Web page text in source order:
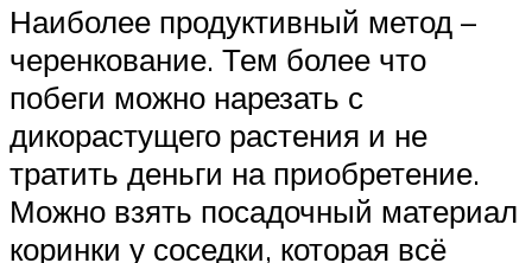
Наиболее продуктивный метод –
черенкование. Тем более что
побеги можно нарезать с
дикорастущего растения и не
тратить деньги на приобретение.
Можно взять посадочный материал
коринки у соседки, которая всё